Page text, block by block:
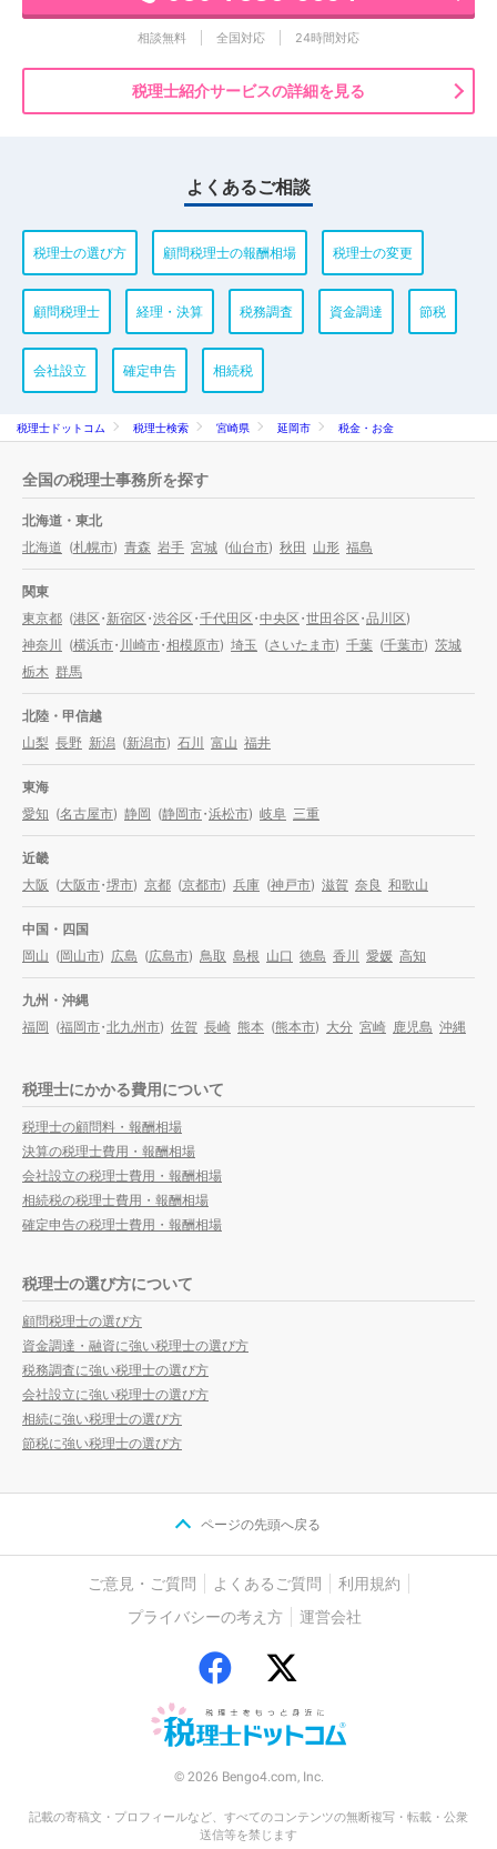
相談無料 全国対応 24時間対応
税理士紹介サービスの詳細を見る
よくあるご相談
税理士の選び方 顧問税理士の報酬相場 税理士の変更
顧問税理士 経理・決算 税務調査 資金調達 節税
会社設立 確定申告 相続税
税理士ドットコム 税理士検索 宮崎県 延岡市 税金・お金
全国の税理士事務所を探す
北海道・東北
北海道 (札幌市) 青森 岩手 宮城 (仙台市) 秋田 山形 福島
関東
東京都 (港区・新宿区・渋谷区・千代田区・中央区・世田谷区・品川区)
神奈川
(横浜市・ 川崎市・相模原市) 埼玉 (さいたま市) 千葉 (千葉市) 茨城
栃木 群馬
北陸・甲信越
山梨 長野 新潟 (新潟市) 石川 富山 福井
東海
愛知 (名古屋市) 静岡 (静岡市・浜松市) 岐阜 三重
近畿
大阪 (大阪市・堺市) 京都 (京都市) 兵庫 (神戸市) 滋賀 奈良 和歌山
中国・四国
岡山 (岡山市) 広島 (広島市) 鳥取 島根 山口 徳島 香川 愛媛 高知
九州・沖縄
福岡 (福岡市・北九州市) 佐賀 長崎 熊本 (熊本市) 大分 宮崎 鹿児島 沖縄
税理士にかかる費用について
税理士の顧問料・報酬相場
決算の税理士費用・報酬相場
会社設立の税理士費用・報酬相場
相続税の税理士費用・報酬相場
確定申告の税理士費用・報酬相場
税理士の選び方について
顧問税理士の選び方
資金調達・融資に強い税理士の選び方
税務調査に強い税理士の選び方
会社設立に強い税理士の選び方
相続に強い税理士の選び方
節税に強い税理士の選び方
ページの先頭へ戻る
ご意見・ご質問 よくあるご質問
利用規約
プライバシーの考え方
運営会社
© 2026 Bengo4.com, Inc.
記載の寄稿文・プロフィールなど、すべてのコンテンツの無断複写・転載・公衆
送信等を禁じます